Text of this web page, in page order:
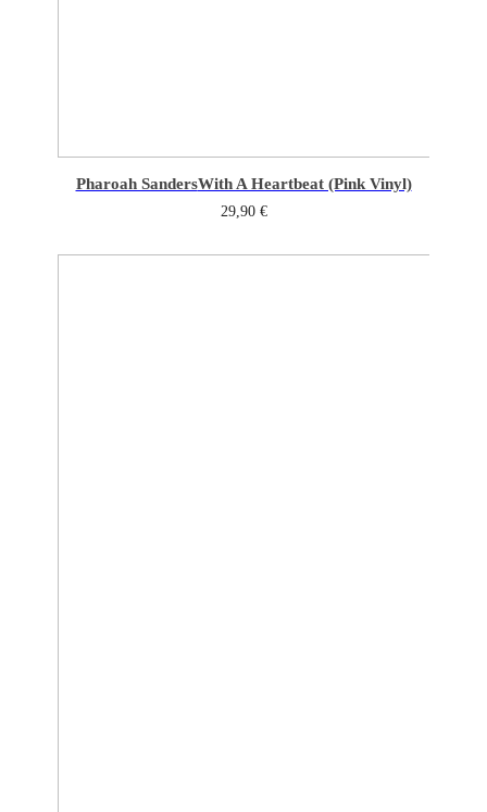
Pharoah SandersWith A Heartbeat (Pink Vinyl)
29,90 €